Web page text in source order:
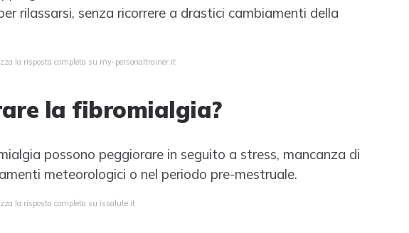
rilassarsi, senza ricorrere a drastici cambiamenti della
la risposta completa su my-personaltrainer.it
la fibromialgia?
possono peggiorare in seguito a stress, mancanza di
meteorologici o nel periodo pre-mestruale.
la risposta completa su issalute.it